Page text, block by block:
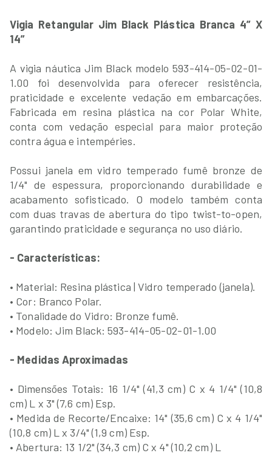
Vigia Retangular Jim Black Plástica Branca 4” X
14”
A vigia náutica Jim Black modelo 593-414-05-02-01-
1.00 foi desenvolvida para oferecer resistência,
praticidade e excelente vedação em embarcações.
Fabricada em resina plástica na cor Polar White,
conta com vedação especial para maior proteção
contra água e intempéries.
Possui janela em vidro temperado fumê bronze de
1/4" de espessura, proporcionando durabilidade e
acabamento sofisticado. O modelo também conta
com duas travas de abertura do tipo twist-to-open,
garantindo praticidade e segurança no uso diário.
- Características:
• Material: Resina plástica | Vidro temperado (janela).
• Cor: Branco Polar.
• Tonalidade do Vidro: Bronze fumê.
• Modelo: Jim Black: 593-414-05-02-01-1.00
- Medidas Aproximadas
• Dimensões Totais: 16 1/4" (41,3 cm) C x 4 1/4" (10,8
cm) L x 3" (7,6 cm) Esp.
• Medida de Recorte/Encaixe: 14" (35,6 cm) C x 4 1/4"
(10,8 cm) L x 3/4" (1,9 cm) Esp.
• Abertura: 13 1/2" (34,3 cm) C x 4" (10,2 cm) L